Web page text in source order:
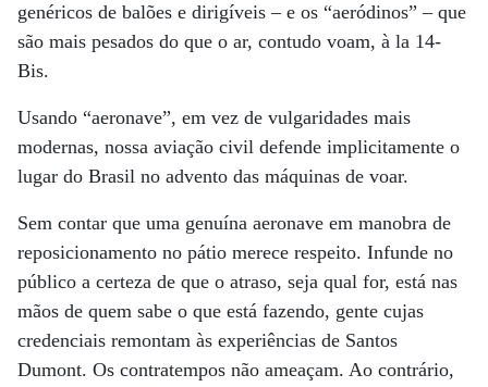
genéricos de balões e dirigíveis – e os “aeródinos” – que
são mais pesados do que o ar, contudo voam, à la 14-
Bis.
Usando “aeronave”, em vez de vulgaridades mais
modernas, nossa aviação civil defende implicitamente o
lugar do Brasil no advento das máquinas de voar.
Sem contar que uma genuína aeronave em manobra de
reposicionamento no pátio merece respeito. Infunde no
público a certeza de que o atraso, seja qual for, está nas
mãos de quem sabe o que está fazendo, gente cujas
credenciais remontam às experiências de Santos
Dumont. Os contratempos não ameaçam. Ao contrário,